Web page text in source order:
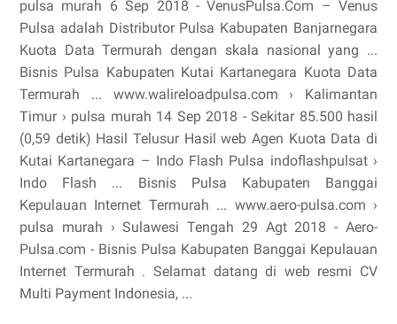
pulsa murah 6 Sep 2018 - VenusPulsa.Com – Venus
Pulsa adalah Distributor Pulsa Kabupaten Banjarnegara
Kuota Data Termurah dengan skala nasional yang ...
Bisnis Pulsa Kabupaten Kutai Kartanegara Kuota Data
Termurah ... www.walireloadpulsa.com › Kalimantan
Timur › pulsa murah 14 Sep 2018 - Sekitar 85.500 hasil
(0,59 detik) Hasil Telusur Hasil web Agen Kuota Data di
Kutai Kartanegara – Indo Flash Pulsa indoflashpulsat ›
Indo Flash ... Bisnis Pulsa Kabupaten Banggai
Kepulauan Internet Termurah ... www.aero-pulsa.com ›
pulsa murah › Sulawesi Tengah 29 Agt 2018 - Aero-
Pulsa.com - Bisnis Pulsa Kabupaten Banggai Kepulauan
Internet Termurah . Selamat datang di web resmi CV
Multi Payment Indonesia, ...